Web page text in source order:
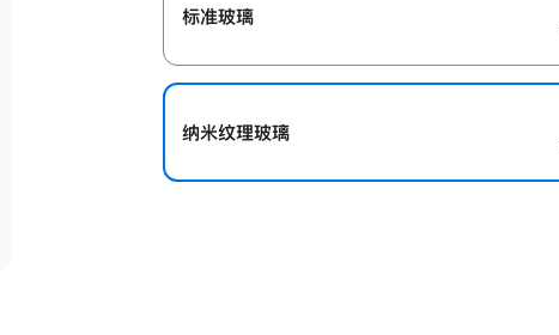
标准玻璃
纳米纹理玻璃